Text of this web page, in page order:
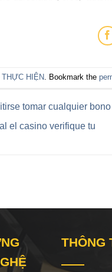
HIỆN. Bookmark the
tomar cualquier
el casino verifique tu
THÔNG